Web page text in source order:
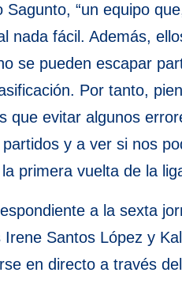
Sagunto, “un equipo
nada fácil. Además,
se pueden escapar
Por tanto,
que evitar algunos
y a ver si nos
primera vuelta de la
a la sexta
Santos López y
en directo a través